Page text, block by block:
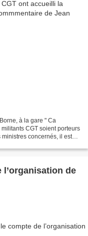
à la gare " Ca
CGT soient porteurs
concernés, il est
de